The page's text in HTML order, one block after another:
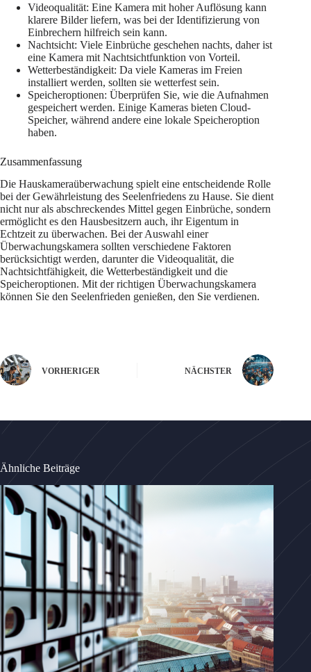
Videoqualität: Eine Kamera mit hoher Auflösung kann
klarere Bilder liefern, was bei der Identifizierung von
Einbrechern hilfreich sein kann.
Nachtsicht: Viele Einbrüche geschehen nachts, daher ist
eine Kamera mit Nachtsichtfunktion von Vorteil.
Wetterbeständigkeit: Da viele Kameras im Freien
installiert werden, sollten sie wetterfest sein.
Speicheroptionen: Überprüfen Sie, wie die Aufnahmen
gespeichert werden. Einige Kameras bieten Cloud-
Speicher, während andere eine lokale Speicheroption
haben.
Zusammenfassung
Die Hauskameraüberwachung spielt eine entscheidende Rolle
bei der Gewährleistung des Seelenfriedens zu Hause. Sie dient
nicht nur als abschreckendes Mittel gegen Einbrüche, sondern
ermöglicht es den Hausbesitzern auch, ihr Eigentum in
Echtzeit zu überwachen. Bei der Auswahl einer
Überwachungskamera sollten verschiedene Faktoren
berücksichtigt werden, darunter die Videoqualität, die
Nachtsichtfähigkeit, die Wetterbeständigkeit und die
Speicheroptionen. Mit der richtigen Überwachungskamera
können Sie den Seelenfrieden genießen, den Sie verdienen.
VORHERIGER NÄCHSTER
Ähnliche Beiträge